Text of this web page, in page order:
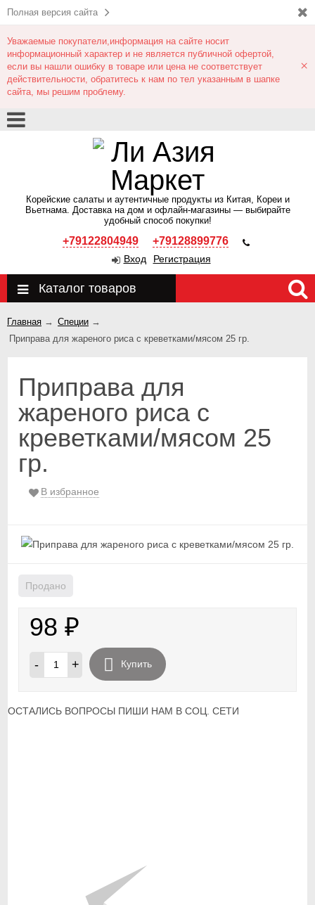
Полная версия сайта
Уважаемые покупатели,информация на сайте носит
информационный характер и не является публичной офертой,
если вы нашли ошибку в товаре или цена не соответствует
действительности, обратитесь к нам по тел указанным в шапке
сайта, мы решим проблему.
×
Корейские салаты и аутентичные продукты из Китая, Кореи и
Вьетнама. Доставка на дом и офлайн‑магазины — выбирайте
удобный способ покупки!
+79122804949 +79128899776
Вход Регистрация
Каталог товаров
Главная → Специи →
Приправа для жареного риса с креветками/мясом 25 гр.
Приправа для
жареного риса с
креветками/мясом 25
гр.
В избранное
Продано
98 ₽
- + Купить
ОСТАЛИСЬ ВОПРОСЫ ПИШИ НАМ В СОЦ. СЕТИ